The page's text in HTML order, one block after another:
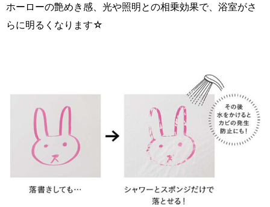
ホーローの艶めき感、光や照明との相乗効果で、浴室がさ
らに明るくなります☆